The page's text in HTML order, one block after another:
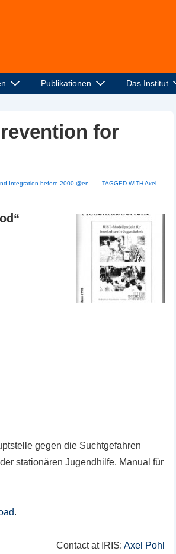
Publikationen Das Institut
for
Integration before 2000 @en TAGGED WITHAxel
gegen die Suchtgefahren
stationären Jugendhilfe. Manual für
.
Contact at IRIS: Axel Pohl